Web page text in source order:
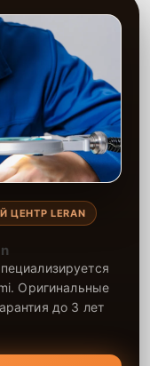
LERAN
Оригинальные
до 3 лет